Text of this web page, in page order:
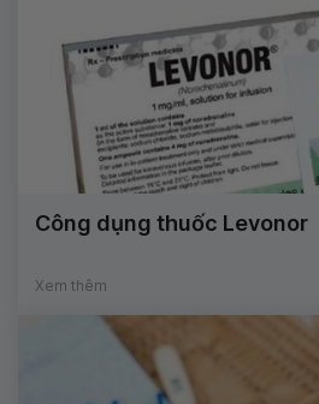
Công dụng thuốc Levonor
Xem thêm